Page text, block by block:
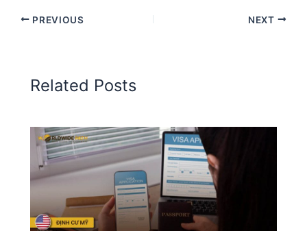
PREVIOUS NEXT
Related Posts